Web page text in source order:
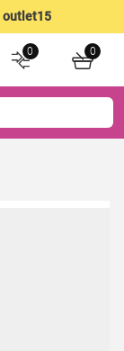
outlet15
0 0